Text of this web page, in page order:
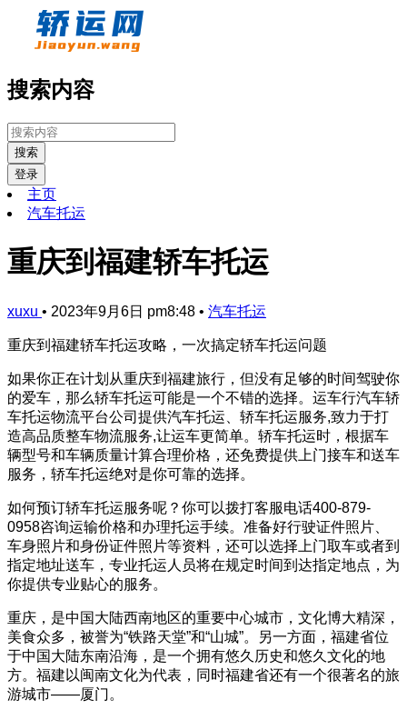
搜索内容
搜索
登录
主页
汽车托运
重庆到福建轿车托运
xuxu • 2023年9月6日 pm8:48 • 汽车托运
重庆到福建轿车托运攻略，一次搞定轿车托运问题
如果你正在计划从重庆到福建旅行，但没有足够的时间驾驶你
的爱车，那么轿车托运可能是一个不错的选择。运车行汽车轿
车托运物流平台公司提供汽车托运、轿车托运服务,致力于打
造高品质整车物流服务,让运车更简单。轿车托运时，根据车
辆型号和车辆质量计算合理价格，还免费提供上门接车和送车
服务，轿车托运绝对是你可靠的选择。
如何预订轿车托运服务呢？你可以拨打客服电话400-879-
0958咨询运输价格和办理托运手续。准备好行驶证件照片、
车身照片和身份证件照片等资料，还可以选择上门取车或者到
指定地址送车，专业托运人员将在规定时间到达指定地点，为
你提供专业贴心的服务。
重庆，是中国大陆西南地区的重要中心城市，文化博大精深，
美食众多，被誉为“铁路天堂”和“山城”。另一方面，福建省位
于中国大陆东南沿海，是一个拥有悠久历史和悠久文化的地
方。福建以闽南文化为代表，同时福建省还有一个很著名的旅
游城市——厦门。